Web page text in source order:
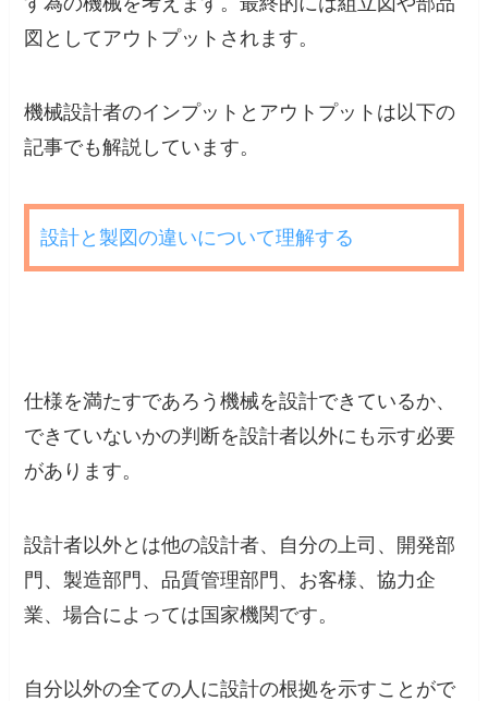
図としてアウトプットされます。
機械設計者のインプットとアウトプットは以下の
記事でも解説しています。
設計と製図の違いについて理解する
仕様を満たすであろう機械を設計できているか、
できていないかの判断を設計者以外にも示す必要
があります。
設計者以外とは他の設計者、自分の上司、開発部
門、製造部門、品質管理部門、お客様、協力企
業、場合によっては国家機関です。
自分以外の全ての人に設計の根拠を示すことがで